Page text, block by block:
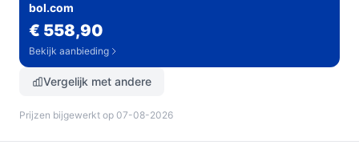
bol.com
€ 558,90
Bekijk aanbieding
Vergelijk met andere
Prijzen bijgewerkt op 07-08-2026